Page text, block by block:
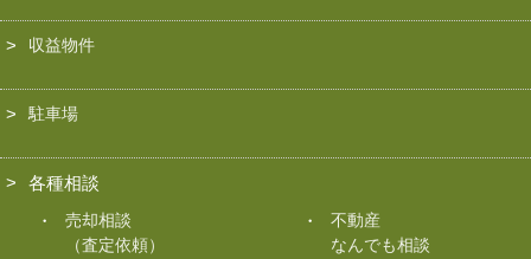
収益物件
駐車場
各種相談
売却相談
（査定依頼）
不動産
なんでも相談